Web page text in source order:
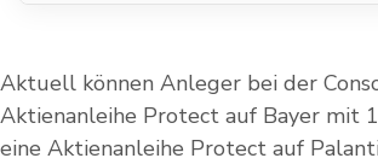
Aktuell können Anleger bei der
Aktienanleihe Protect auf Bayer mit
eine Aktienanleihe Protect auf